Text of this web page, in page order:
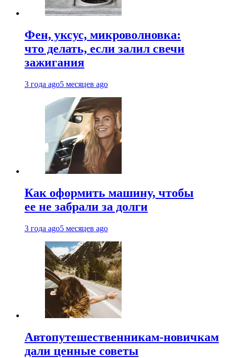
Фен, уксус, микроволновка:
что делать, если залил свечи
зажигания
3 года ago5 месяцев ago
Как оформить машину, чтобы
ее не забрали за долги
3 года ago5 месяцев ago
Автопутешественникам-новичкам
дали ценные советы